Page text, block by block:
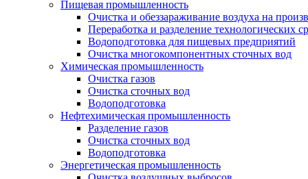
Пищевая промышленность
Очистка и обеззараживание воздуха на
Переработка и разделение технологических
Водоподготовка для пищевых предприятий
Очистка многокомпонентных сточных вод
Химическая промышленность
Очистка газов
Очистка сточных вод
Водоподготовка
Нефтехимическая промышленность
Разделение газов
Очистка сточных вод
Водоподготовка
Энергетическая промышленность